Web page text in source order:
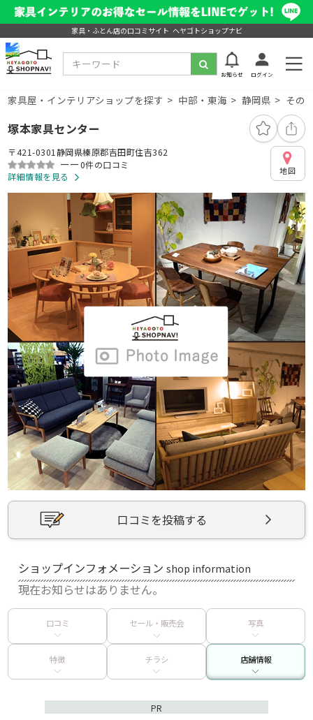
家具・ふとん店の口コミサイト ヘヤゴトショップナビ
お知らせ ログイン
家具屋・インテリアショップを探す 中部・東海 静岡県 その
塚本家具センター
〒421-0301静岡県榛原郡吉田町住吉362
ーー0件の口コミ
詳細情報を見る
地図
口コミを投稿する
ショップインフォメーションshop information
現在お知らせはありません。
口コミ セール・販売会 写真
特徴 チラシ 店舗情報
PR